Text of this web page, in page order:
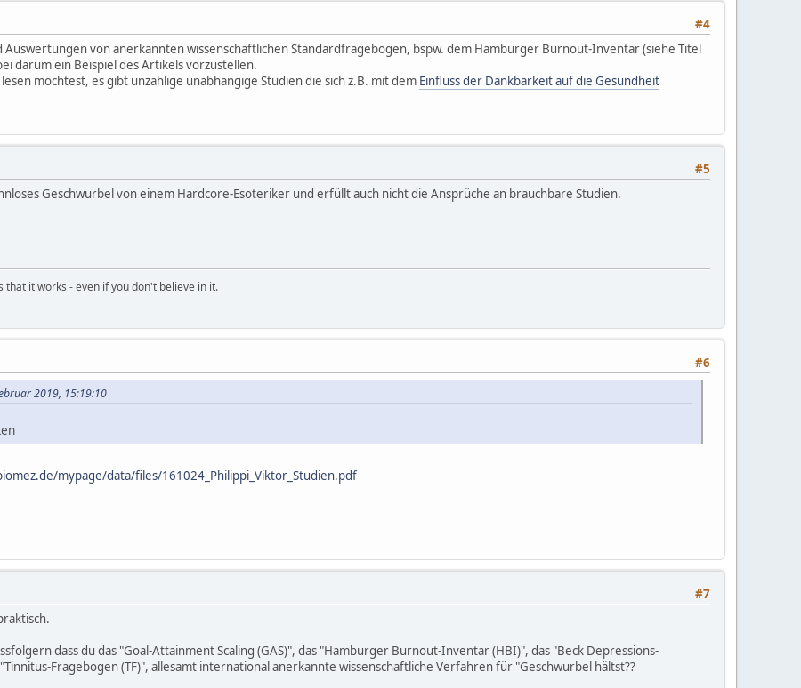
#4
Auswertungen von anerkannten wissenschaftlichen Standardfragebögen, bspw. dem Hamburger Burnout-Inventar (siehe Titel
darum ein Beispiel des Artikels vorzustellen.
möchtest, es gibt unzählige unabhängige Studien die sich z.B. mit dem Einfluss der Dankbarkeit auf die Gesundheit
#5
Geschwurbel von einem Hardcore-Esoteriker und erfüllt auch nicht die Ansprüche an brauchbare Studien.
that it works - even if you don't believe in it.
#6
2019, 15:19:10
mypage/data/files/161024_Philippi_Viktor_Studien.pdf
#7
dass du das "Goal-Attainment Scaling (GAS)", das "Hamburger Burnout-Inventar (HBI)", das "Beck Depressions-
Fragebogen (TF)", allesamt international anerkannte wissenschaftliche Verfahren für "Geschwurbel hältst??